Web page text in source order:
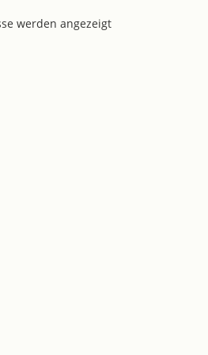
werden angezeigt